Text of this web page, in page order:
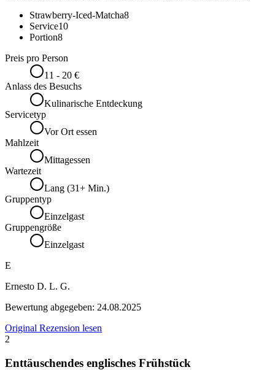
Strawberry-Iced-Matcha8
Service10
Portion8
Preis pro Person
11 - 20 €
Anlass des Besuchs
Kulinarische Entdeckung
Servicetyp
Vor Ort essen
Mahlzeit
Mittagessen
Wartezeit
Lang (31+ Min.)
Gruppentyp
Einzelgast
Gruppengröße
Einzelgast
E
Ernesto D. L. G.
Bewertung abgegeben: 24.08.2025
Original Rezension lesen
2
Enttäuschendes englisches Frühstück